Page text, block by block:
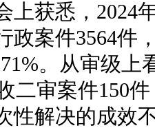
获悉，2024年
政案件3564件
。从审级
二审案件150
性解决的成效